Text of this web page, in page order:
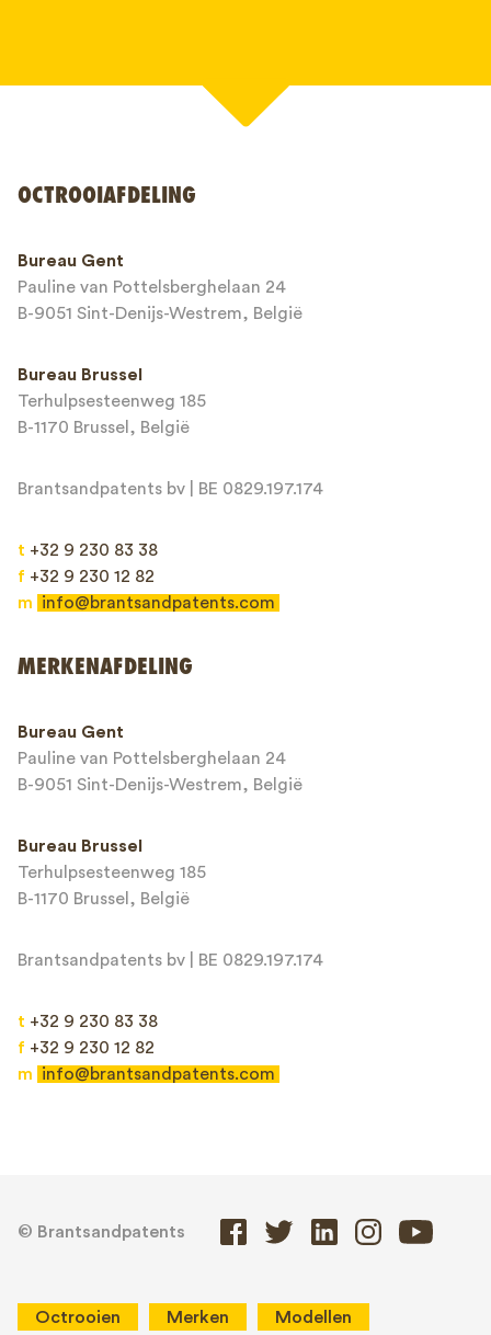
E-mailadres*
Bericht*
This site is protected by reCAPTCHA and the Google
OCTROOIAFDELING
Bureau Gent
Pauline van Pottelsberghelaan 24
B-9051 Sint-Denijs-Westrem, België
Bureau Brussel
Terhulpsesteenweg 185
B-1170 Brussel, België
Brantsandpatents bv | BE 0829.197.174
t +32 9 230 83 38
f +32 9 230 12 82
m
info@brantsandpatents.com
MERKENAFDELING
Bureau Gent
Pauline van Pottelsberghelaan 24
B-9051 Sint-Denijs-Westrem, België
Bureau Brussel
Terhulpsesteenweg 185
B-1170 Brussel, België
Brantsandpatents bv | BE 0829.197.174
t +32 9 230 83 38
f +32 9 230 12 82
m
info@brantsandpatents.com
© Brantsandpatents
Octrooien Merken Modellen